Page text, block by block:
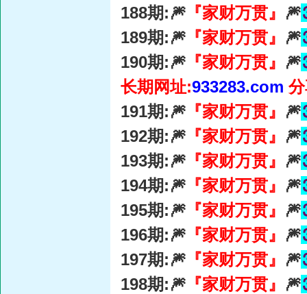
188期:🎆 『家财万贯』 🎆
189期:🎆 『家财万贯』 🎆
190期:🎆 『家财万贯』 🎆
长期网址:933283.com
191期:🎆 『家财万贯』 🎆
192期:🎆 『家财万贯』 🎆
193期:🎆 『家财万贯』 🎆
194期:🎆 『家财万贯』 🎆
195期:🎆 『家财万贯』 🎆
196期:🎆 『家财万贯』 🎆
197期:🎆 『家财万贯』 🎆
198期:🎆 『家财万贯』 🎆